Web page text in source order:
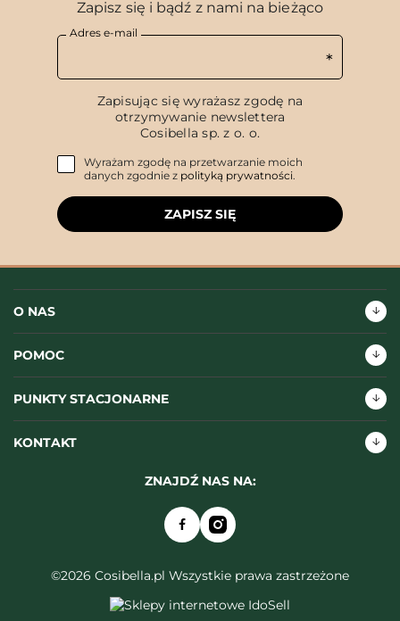
Zapisz się i bądź z nami na bieżąco
Adres e-mail
Zapisując się wyrażasz zgodę na
otrzymywanie newslettera
Cosibella sp. z o. o.
Wyrażam zgodę na przetwarzanie moich
danych zgodnie z polityką prywatności.
ZAPISZ SIĘ
O NAS
POMOC
PUNKTY STACJONARNE
KONTAKT
ZNAJDŹ NAS NA:
©2026 Cosibella.pl Wszystkie prawa zastrzeżone